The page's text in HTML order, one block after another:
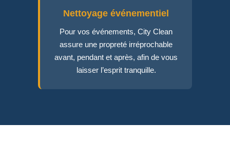
Nettoyage événementiel
Pour vos événements, City Clean
assure une propreté irréprochable
avant, pendant et après, afin de vous
laisser l’esprit tranquille.